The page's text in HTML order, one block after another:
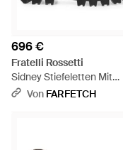
696 €
Fratelli Rossetti
Sidney Stiefeletten Mit
Budapestermuster -
Von FARFETCH